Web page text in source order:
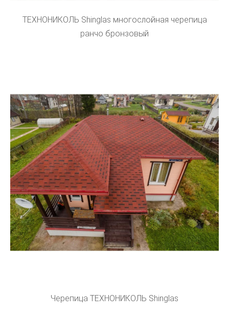
ТЕХНОНИКОЛЬ Shinglas многослойная черепица
ранчо бронзовый
Черепица ТЕХНОНИКОЛЬ Shinglas